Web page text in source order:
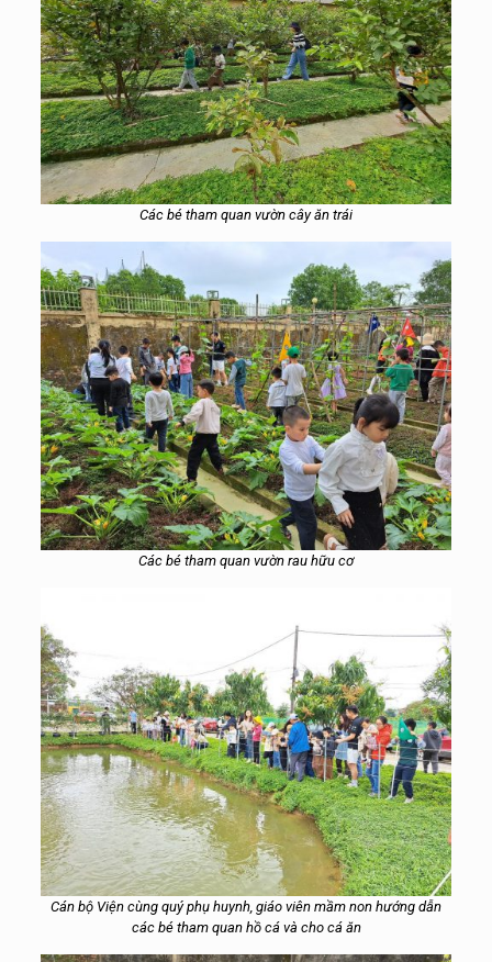
Các bé tham quan vườn cây ăn trái
Các bé tham quan vườn rau hữu cơ
Cán bộ Viện cùng quý phụ huynh, giáo viên mầm non hướng dẫn
các bé tham quan hồ cá và cho cá ăn